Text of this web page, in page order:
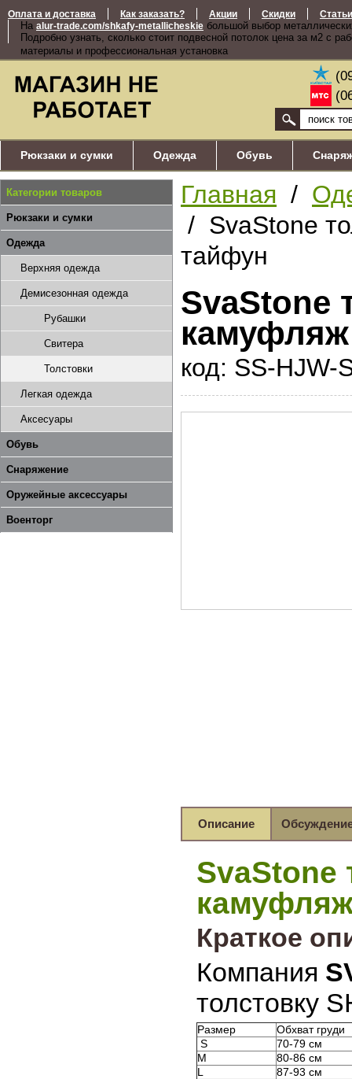
Оплата и доставка Как заказать? Акции Скидки Статьи
На alur-trade.com/shkafy-metallicheskie большой выбор
Подробно узнать, сколько стоит подвесной потолок цена за м2 с
материалы и профессиональная установка
Рюкзаки и сумки Одежда Обувь
Категории товаров
Рюкзаки и сумки
Одежда
Верхняя одежда
Демисезонная одежда
Рубашки
Свитера
Толстовки
Легкая одежда
Аксесуары
Обувь
Снаряжение
Оружейные аксессуары
Военторг
Главная /
/ SvaStone
тайфун
SvaStone
код: SS-HJW-
Описание
SvaStone
Краткое
Компания
толстовку
Размер
Обхват груди
S
70-79 см
M
80-86 см
L
87-93 см